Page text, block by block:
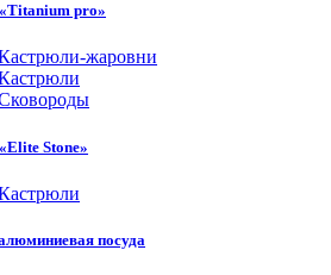
pro»
жаровни
Stone»
посуда